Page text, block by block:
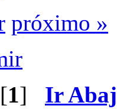
próximo »
1] Ir